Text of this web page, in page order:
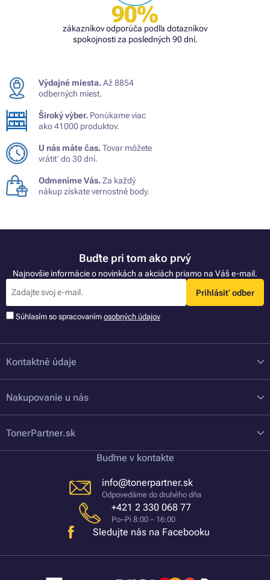
90%
zákazníkov odporúča podľa dotazníkov
spokojnosti za posledných 90 dní.
Výdajné miesta.Až 8854
odberných miest.
Široký výber. Ponúkame viac
ako 41000 produktov.
U nás máte čas.Tovar môžete
vrátiť do 30 dní.
Odmeníme Vás.Za každý
nákup získate vernostné body.
Buďte pri tom ako prvý
Najnovšie informácie o novinkách a akciách priamo na Váš e-mail.
Prihlásiť odber
Súhlasím so spracovaním osobných údajov
Kontaktné údaje
Nakupovanie u nás
TonerPartner.sk
Buďme v kontakte
info@tonerpartner.sk
Odpovedáme do druhého dňa
+421 2 330 068 77
Po–Pi 8:00 – 16:00
Sledujte nás na Facebooku